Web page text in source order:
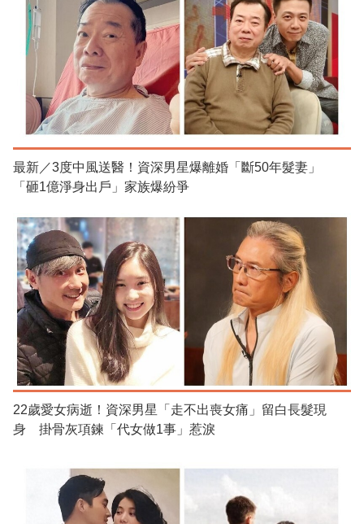
最新／3度中風送醫！資深男星爆離婚「斷50年髮妻」
「砸1億淨身出戶」家族爆紛爭
22歲愛女病逝！資深男星「走不出喪女痛」留白長髮現
身 掛骨灰項鍊「代女做1事」惹淚